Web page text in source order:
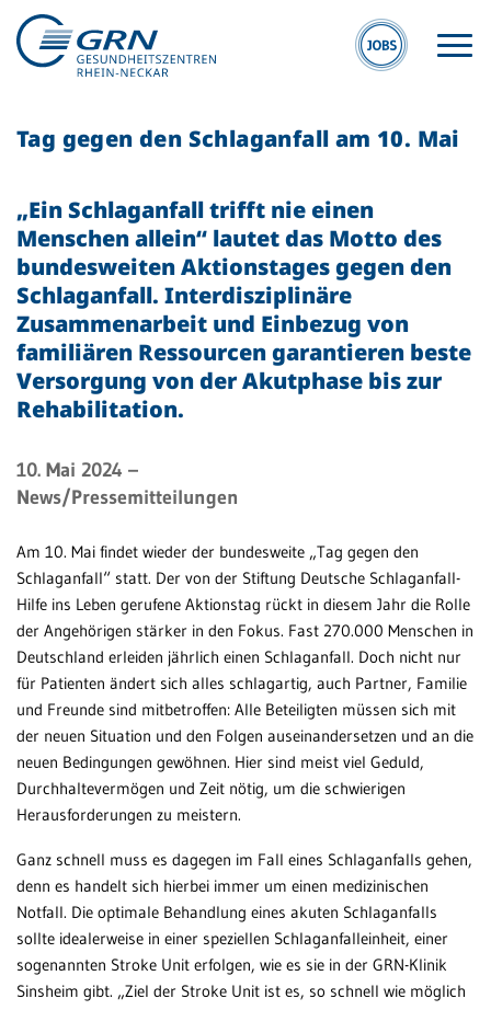
GRN
Der Verbund
Medizinische
Fachzentren
Medizinische
Veranstaltungen
Karriere
Barrierefreiheit
STANDORTE
Eberbach
Schwetzingen
Tag gegen den Schlaganfall am 10. Mai
„Ein Schlaganfall trifft nie einen
Menschen allein“ lautet das Motto des
bundesweiten Aktionstages gegen den
Schlaganfall. Interdisziplinäre
Zusammenarbeit und Einbezug von
familiären Ressourcen garantieren beste
Versorgung von der Akutphase bis zur
Rehabilitation.
10. Mai 2024 –
News/Pressemitteilungen
Am 10. Mai findet wieder der bundesweite „Tag gegen den
Schlaganfall“ statt. Der von der Stiftung Deutsche Schlaganfall-
Hilfe ins Leben gerufene Aktionstag rückt in diesem Jahr die Rolle
der Angehörigen stärker in den Fokus. Fast 270.000 Menschen in
Deutschland erleiden jährlich einen Schlaganfall. Doch nicht nur
für Patienten ändert sich alles schlagartig, auch Partner, Familie
und Freunde sind mitbetroffen: Alle Beteiligten müssen sich mit
der neuen Situation und den Folgen auseinandersetzen und an die
neuen Bedingungen gewöhnen. Hier sind meist viel Geduld,
Durchhaltevermögen und Zeit nötig, um die schwierigen
Herausforderungen zu meistern.
Ganz schnell muss es dagegen im Fall eines Schlaganfalls gehen,
denn es handelt sich hierbei immer um einen medizinischen
Notfall. Die optimale Behandlung eines akuten Schlaganfalls
sollte idealerweise in einer speziellen Schlaganfalleinheit, einer
sogenannten Stroke Unit erfolgen, wie es sie in der GRN-Klinik
Sinsheim gibt. „Ziel der Stroke Unit ist es, so schnell wie möglich